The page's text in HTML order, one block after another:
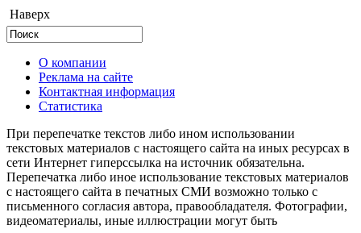
Наверх
О компании
Реклама на сайте
Контактная информация
Статистика
При перепечатке текстов либо ином использовании
текстовых материалов с настоящего сайта на иных ресурсах в
сети Интернет гиперссылка на источник обязательна.
Перепечатка либо иное использование текстовых материалов
с настоящего сайта в печатных СМИ возможно только с
письменного согласия автора, правообладателя. Фотографии,
видеоматериалы, иные иллюстрации могут быть